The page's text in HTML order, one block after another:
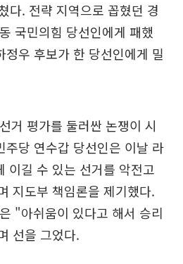
다. 전략 지역으로 꼽혔던 경
국민의힘 당선인에게 패했
정우 후보가 한 당선인에게 밀
거 평가를 둘러싼 논쟁이 시
주당 연수갑 당선인은 이날 라
이길 수 있는 선거를 악전고
지도부 책임론을 제기했다.
"아쉬움이 있다고 해서 승리
선을 그었다.